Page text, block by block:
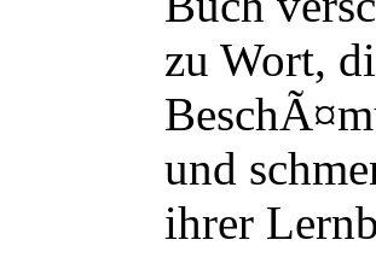
zu Wort,
und
ihrer